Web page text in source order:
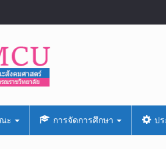
ะ การจัดการศึกษา ป